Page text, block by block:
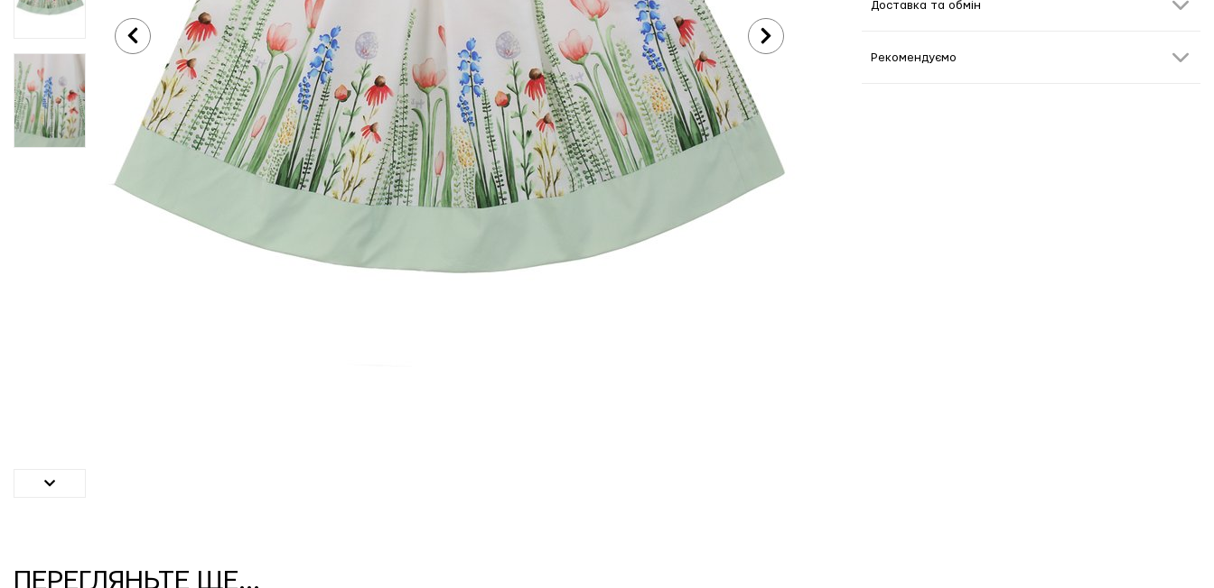
Доставка та обмін
Рекомендуємо
ПЕРЕГЛЯНЬТЕ ЩЕ...